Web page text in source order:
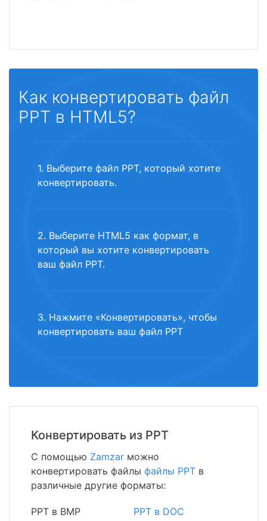
Как конвертировать файл
PPT в HTML5?
1. Выберите файл PPT, который хотите
конвертировать.
2. Выберите HTML5 как формат, в
который вы хотите конвертировать
ваш файл PPT.
3. Нажмите «Конвертировать», чтобы
конвертировать ваш файл PPT
Конвертировать из PPT
С помощью Zamzar можно
конвертировать файлы файлы PPT в
различные другие форматы:
PPT в BMP
PPT в DOC